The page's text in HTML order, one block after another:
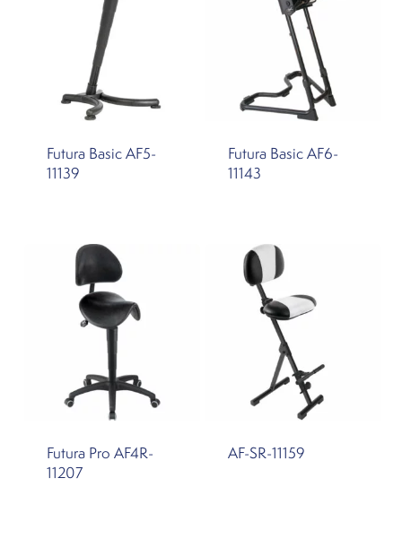
Futura Basic AF5-
11139
Futura Basic AF6-
11143
Futura Pro AF4R-
11207
AF-SR-11159